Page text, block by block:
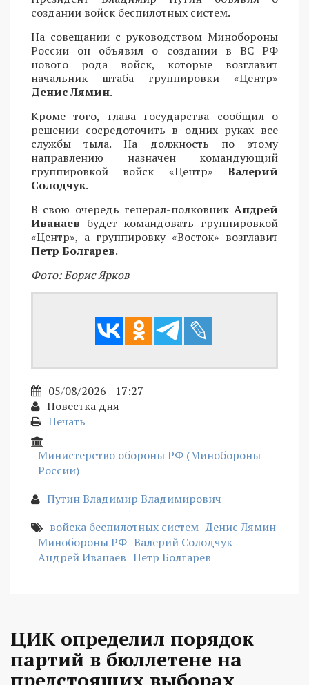
создании войск беспилотных систем.
На совещании с руководством Минобороны
России он объявил о создании в ВС РФ
нового рода войск, которые возглавит
начальник штаба группировки «Центр»
Денис Лямин.
Кроме того, глава государства сообщил о
решении сосредоточить в одних руках все
службы тыла. На должность по этому
направлению назначен командующий
группировкой войск «Центр» Валерий
Солодчук.
В свою очередь генерал-полковникАндрей
Иванаев будет командовать группировкой
«Центр», а группировку «Восток» возглавит
Петр Болгарев.
Фото: Борис Ярков
05/08/2026 - 17:27
Повестка дня
Печать
Министерство обороны РФ (Минобороны
России)
Путин Владимир Владимирович
войска беспилотных систем Денис Лямин
Минобороны РФ Валерий Солодчук
Андрей Иванаев Петр Болгарев
ЦИК определил порядок
партий в бюллетене на